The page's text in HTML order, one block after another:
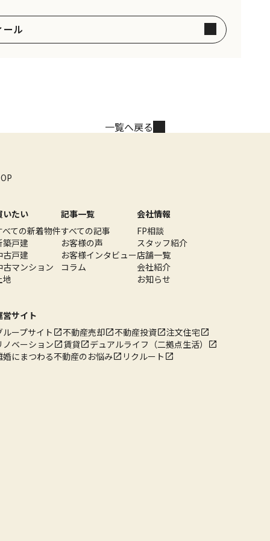
ール
一覧へ戻る
いたい
べての新着物件
築戸建
古戸建
古マンション
地
記事一覧
すべての記事
お客様の声
お客様インタビュー
コラム
会社情報
FP相談
スタッフ紹介
店舗一覧
会社紹介
お知らせ
営サイト
ループサイト
不動産売却 不動産投資
注文住宅
ノベーション
賃貸
デュアルライフ（二拠点生活）
婚にまつわる不動産のお悩み
リクルート